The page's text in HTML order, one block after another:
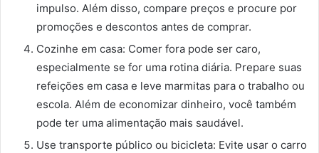
impulso. Além disso, compare preços e procure por
promoções e descontos antes de comprar.
Cozinhe em casa: Comer fora pode ser caro,
especialmente se for uma rotina diária. Prepare suas
refeições em casa e leve marmitas para o trabalho ou
escola. Além de economizar dinheiro, você também
pode ter uma alimentação mais saudável.
Use transporte público ou bicicleta: Evite usar o carro